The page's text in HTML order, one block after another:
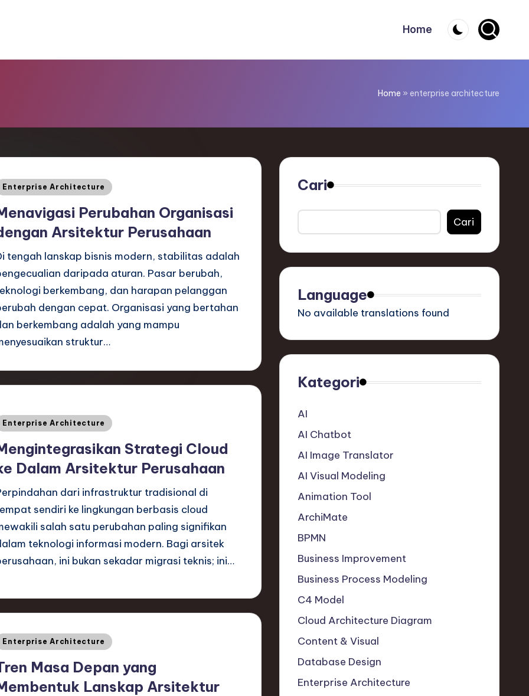
Home
Home » enterprise architecture
Enterprise Architecture
Perubahan Organisasi
Arsitektur Perusahaan
tengah lanskap bisnis modern, stabilitas adalah
daripada aturan. Pasar berubah,
berkembang, dan harapan pelanggan
dengan cepat. Organisasi yang bertahan
berkembang adalah yang mampu
struktur…
Enterprise Architecture
Strategi Cloud
Dalam Arsitektur Perusahaan
dari infrastruktur tradisional di
sendiri ke lingkungan berbasis cloud
salah satu perubahan paling signifikan
teknologi informasi modern. Bagi arsitek
ini bukan sekadar migrasi teknis; ini…
Enterprise Architecture
Masa Depan yang
Lanskap Arsitektur
Cari
Cari
Language
No available translations found
Kategori
AI
AI Chatbot
AI Image Translator
AI Visual Modeling
Animation Tool
ArchiMate
BPMN
Business Improvement
Business Process Modeling
C4 Model
Cloud Architecture Diagram
Content & Visual
Database Design
Enterprise Architecture